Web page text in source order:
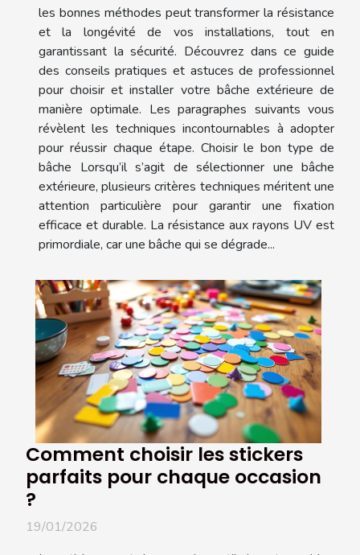
les bonnes méthodes peut transformer la résistance
et la longévité de vos installations, tout en
garantissant la sécurité. Découvrez dans ce guide
des conseils pratiques et astuces de professionnel
pour choisir et installer votre bâche extérieure de
manière optimale. Les paragraphes suivants vous
révèlent les techniques incontournables à adopter
pour réussir chaque étape. Choisir le bon type de
bâche Lorsqu’il s’agit de sélectionner une bâche
extérieure, plusieurs critères techniques méritent une
attention particulière pour garantir une fixation
efficace et durable. La résistance aux rayons UV est
primordiale, car une bâche qui se dégrade...
Comment choisir les stickers
parfaits pour chaque occasion
?
19/01/2026